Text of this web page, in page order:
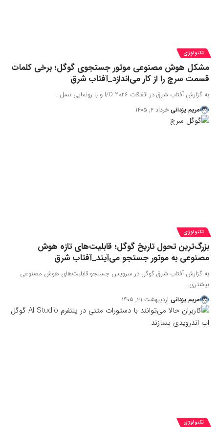
تکنولوژی
مشکل هوش مصنوعی موتور جستجوی گوگل؛ برخی کلمات
قسمت سرچ را از کار می‌اندازد_آفتاب شرق
به گزارش آفتاب شرق در اتفاقات I/O 2026 و با رونمایی نسل…
مریم یزدانی خرداد ۲, ۱۴۰۵
تکنولوژی
بزرگ‌ترین تحول تاریخ گوگل؛ قابلیت‌های تازه هوش
مصنوعی به موتور جستجو می‌آیند_آفتاب شرق
به گزارش آفتاب شرق گوگل در سرویس جستجو قابلیت‌های هوش مصنوعی
بیشتری…
مریم یزدانی اردیبهشت ۳۱, ۱۴۰۵
تکنولوژی